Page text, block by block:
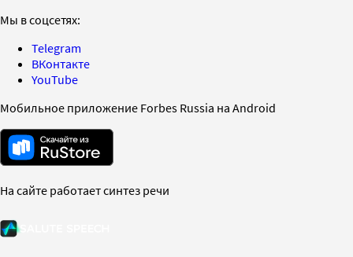
Мы в соцсетях:
Telegram
ВКонтакте
YouTube
Мобильное приложение Forbes Russia на Android
На сайте работает синтез речи